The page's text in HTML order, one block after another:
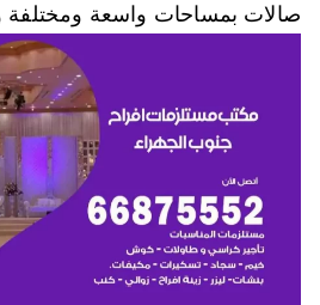
صالات بمساحات واسعة ومختلفة